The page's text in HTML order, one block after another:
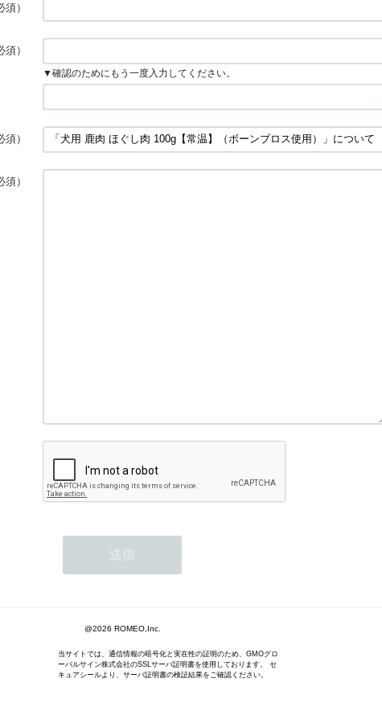
須）
須）
▼確認のためにもう一度入力してください。
須）
須）
@2026 ROMEO,Inc.
当サイトでは、通信情報の暗号化と実在性の証明のため、GMOグロ
ーバルサイン株式会社のSSLサーバ証明書を使用しております。 セ
キュアシールより、サーバ証明書の検証結果をご確認ください。